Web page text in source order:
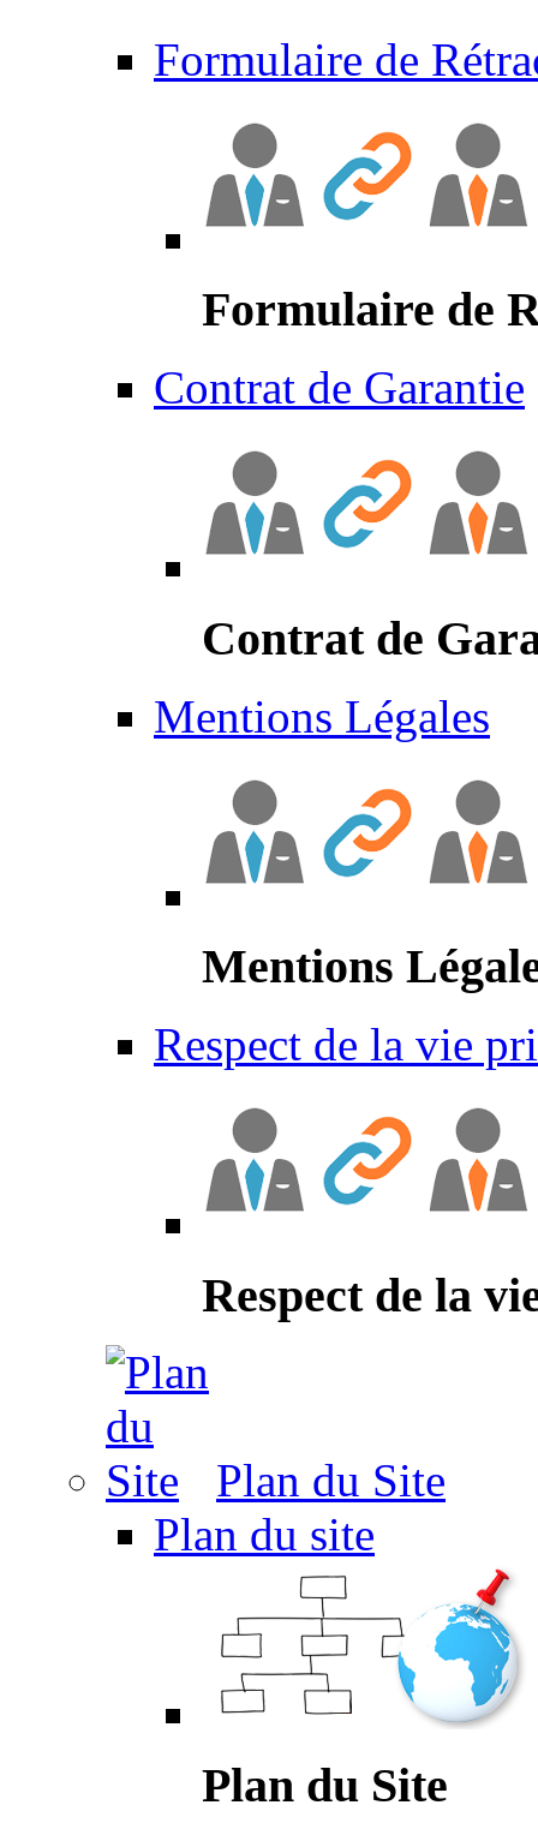
Formulaire de
Formulaire de
Contrat de Garantie
Contrat de
Mentions Légales
Mentions
Respect de la vie
Respect de la
Plan du Site
Plan du site
Plan du Site